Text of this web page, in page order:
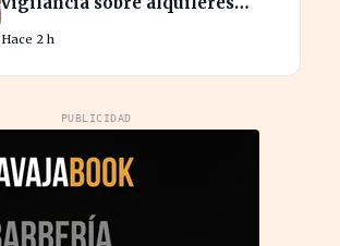
fraude
Hace 2 h
PUBLICIDAD